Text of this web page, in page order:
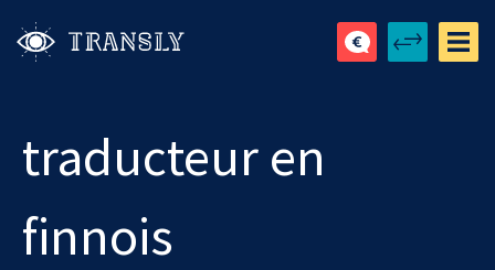
traducteur en
finnois